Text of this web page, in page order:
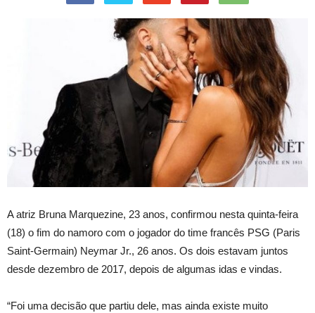
A atriz Bruna Marquezine, 23 anos, confirmou nesta quinta-feira
(18) o fim do namoro com o jogador do time francês PSG (Paris
Saint-Germain) Neymar Jr., 26 anos. Os dois estavam juntos
desde dezembro de 2017, depois de algumas idas e vindas.
“Foi uma decisão que partiu dele, mas ainda existe muito